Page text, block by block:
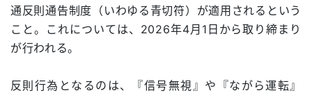
通反則通告制度（いわゆる青切符）が適用されるという
こと。これについては、2026年4月1日から取り締まり
が行われる。
反則行為となるのは、『信号無視』や『ながら運転』